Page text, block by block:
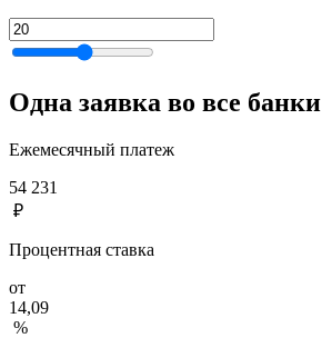
Одна заявка во все банки
Ежемесячный платеж
54 231
₽
Процентная ставка
от
14,09
%